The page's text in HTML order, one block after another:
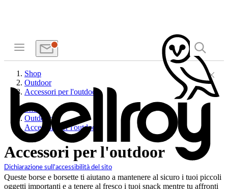
Dichiarazione sull'accessibilità del sito
Shop
Outdoor
Accessori per l'outdoor
Shop
Outdoor
Accessori per l'outdoor
Accessori per l'outdoor
Queste borse e borsette ti aiutano a mantenere al sicuro i tuoi piccoli
oggetti importanti e a tenere al fresco i tuoi snack mentre tu affronti